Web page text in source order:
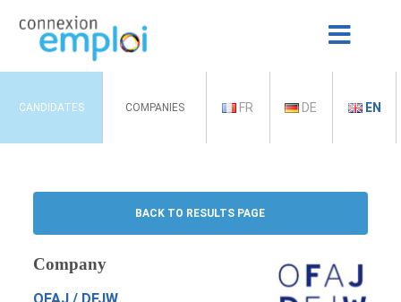
CANDIDATES COMPANIES FR DE EN
BACK TO RESULTS PAGE
Company